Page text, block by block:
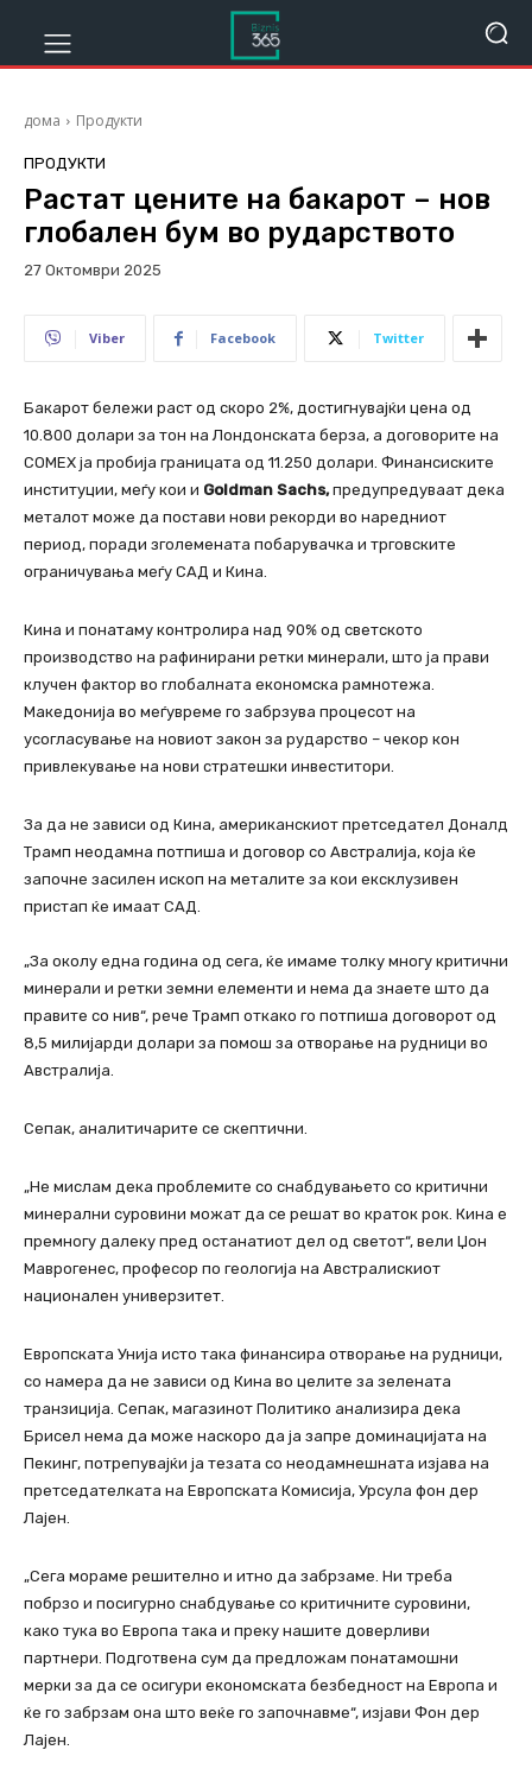
дома Продукти
ПРОДУКТИ
Растат цените на бакарот – нов
глобален бум во рударството
27 Октомври 2025
Viber Facebook Twitter
Бакарот бележи раст од скоро 2%, достигнувајќи цена од
10.800 долари за тон на Лондонската берза, а договорите на
COMEX ја пробија границата од 11.250 долари. Финансиските
институции, меѓу кои и Goldman Sachs,предупредуваат дека
металот може да постави нови рекорди во наредниот
период, поради зголемената побарувачка и трговските
ограничувања меѓу САД и Кина.
Кина и понатаму контролира над 90% од светското
производство на рафинирани ретки минерали, што ја прави
клучен фактор во глобалната економска рамнотежа.
Македонија во меѓувреме го забрзува процесот на
усогласување на новиот закон за рударство – чекор кон
привлекување на нови стратешки инвеститори.
За да не зависи од Кина, американскиот претседател Доналд
Трамп неодамна потпиша и договор со Австралија, која ќе
започне засилен ископ на металите за кои ексклузивен
пристап ќе имаат САД.
„За околу една година од сега, ќе имаме толку многу критични
минерали и ретки земни елементи и нема да знаете што да
правите со нив“, рече Трамп откако го потпиша договорот од
8,5 милијарди долари за помош за отворање на рудници во
Австралија.
Сепак, аналитичарите се скептични.
„Не мислам дека проблемите со снабдувањето со критични
минерални суровини можат да се решат во краток рок. Кина е
премногу далеку пред останатиот дел од светот“, вели Џон
Маврогенес, професор по геологија на Австралискиот
национален универзитет.
Европската Унија исто така финансира отворање на рудници,
со намера да не зависи од Кина во целите за зелената
транзиција. Сепак, магазинот Политико анализира дека
Брисел нема да може наскоро да ја запре доминацијата на
Пекинг, потрепувајќи ја тезата со неодамнешната изјава на
претседателката на Европската Комисија, Урсула фон дер
Лајен.
„Сега мораме решително и итно да забрзаме. Ни треба
побрзо и посигурно снабдување со критичните суровини,
како тука во Европа така и преку нашите доверливи
партнери. Подготвена сум да предложам понатамошни
мерки за да се осигури економската безбедност на Европа и
ќе го забрзам она што веќе го започнавме“, изјави Фон дер
Лајен.